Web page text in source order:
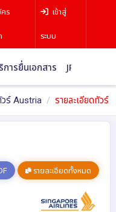
ร เข้าสู่
ระบบ
การยื่นเอกสาร JR Pass
วร์ Austria รายละเอียดทัวร์
รายละเอียดทั้งหมด